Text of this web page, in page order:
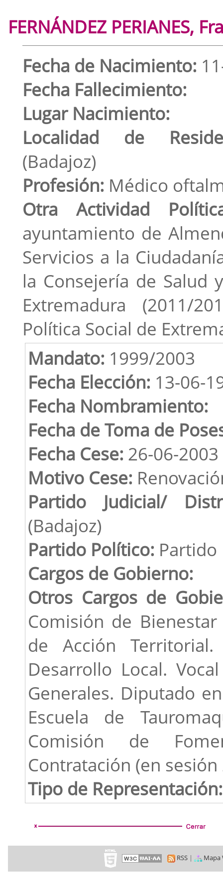
FERNÁNDEZ PERIANES,
Fecha de Nacimiento:
Fecha Fallecimiento:
Lugar Nacimiento:
Localidad de
(Badajoz)
Profesión: Médico
Otra Actividad
ayuntamiento de
Servicios a la
la Consejería de Salud
Extremadura (2011/
Política Social de
Mandato: 1999/2003
Fecha Elección: 13-06-
Fecha Nombramiento:
Fecha de Toma de
Fecha Cese: 26-06-2003
Motivo Cese:
Partido Judicial/
(Badajoz)
Partido Político: Partido
Cargos de Gobierno:
Otros Cargos de
Comisión de
de Acción
Desarrollo Local.
Generales. Diputado
Escuela de
Comisión de
Contratación (en
Tipo de Representación:
RSS| Mapa